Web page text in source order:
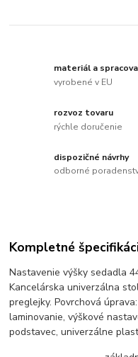
materiál a
vyrobené v EU
rozvoz tovaru
rýchle doručenie
dispozičné návrhy
odborné
Kompletné
Nastavenie výšky sedadla
Kancelárska univerzálna
preglejky. Povrchová
laminovanie, výškové
podstavec, univerzálne